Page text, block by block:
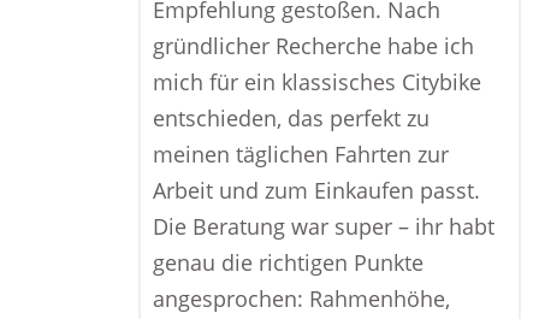
Empfehlung gestoßen. Nach
gründlicher Recherche habe ich
mich für ein klassisches Citybike
entschieden, das perfekt zu
meinen täglichen Fahrten zur
Arbeit und zum Einkaufen passt.
Die Beratung war super – ihr habt
genau die richtigen Punkte
angesprochen: Rahmenhöhe,